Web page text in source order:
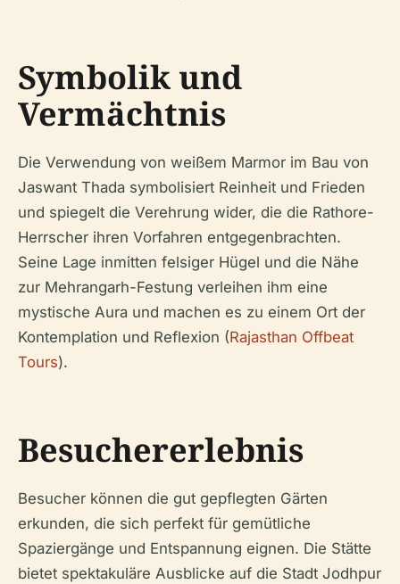
Symbolik und
Vermächtnis
Die Verwendung von weißem Marmor im Bau von
Jaswant Thada symbolisiert Reinheit und Frieden
und spiegelt die Verehrung wider, die die Rathore-
Herrscher ihren Vorfahren entgegenbrachten.
Seine Lage inmitten felsiger Hügel und die Nähe
zur Mehrangarh-Festung verleihen ihm eine
mystische Aura und machen es zu einem Ort der
Kontemplation und Reflexion (Rajasthan Offbeat
Tours).
Besuchererlebnis
Besucher können die gut gepflegten Gärten
erkunden, die sich perfekt für gemütliche
Spaziergänge und Entspannung eignen. Die Stätte
bietet spektakuläre Ausblicke auf die Stadt Jodhpur